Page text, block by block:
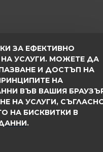
ЗА ЕФЕКТИВНО
УСЛУГИ. МОЖЕТЕ ДА
И ДОСТЪП НА
НА
ВЪВ ВАШИЯ
НА УСЛУГИ,
НА БИСКВИТКИ В
.
поръчката
по Ваш избор